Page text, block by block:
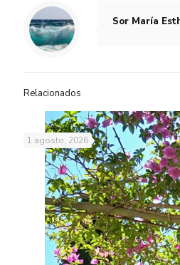
Sor María
Relacionados
1 agosto, 2026